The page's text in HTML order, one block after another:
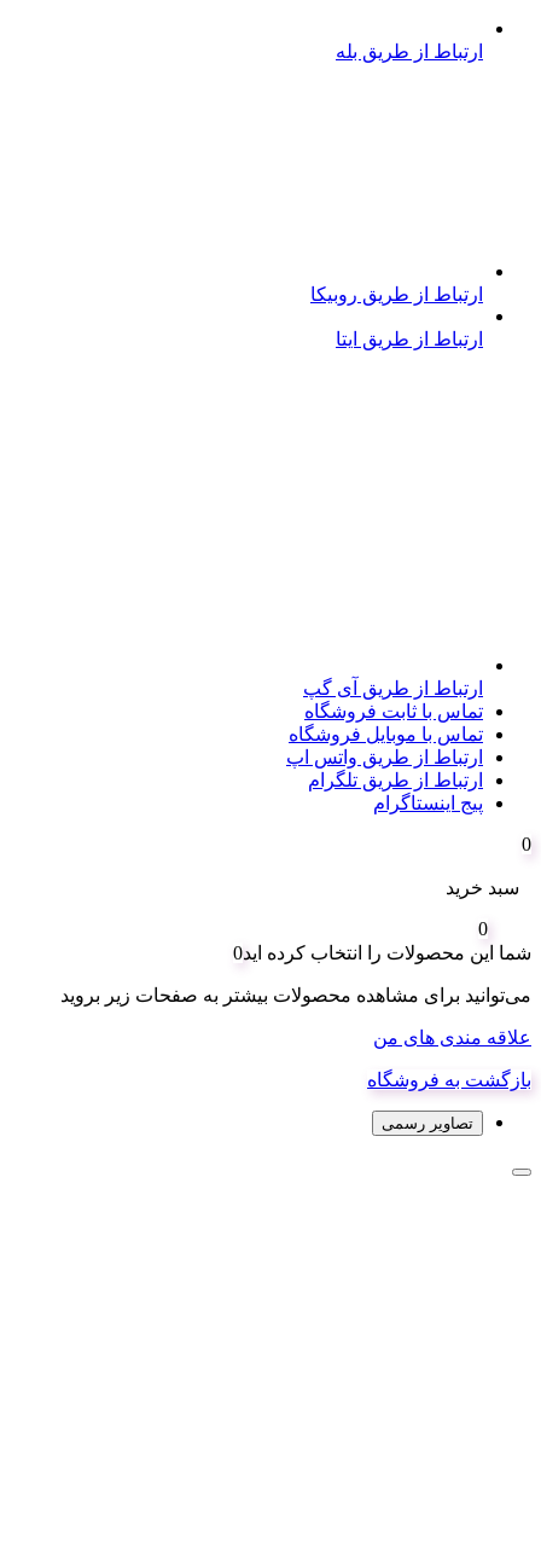
ارتباط از طریق بله
ارتباط از طریق روبیکا
ارتباط از طریق ایتا
ارتباط از طریق آی گپ
تماس با ثابت فروشگاه
تماس با موبایل فروشگاه
ارتباط از طریق واتس اپ
ارتباط از طریق تلگرام
پیج اینستاگرام
0
سبد خرید
0
شما این محصولات را انتخاب کرده اید0
می‌توانید برای مشاهده محصولات بیشتر به صفحات زیر بروید
علاقه مندی های من
بازگشت به فروشگاه
تصاویر رسمی